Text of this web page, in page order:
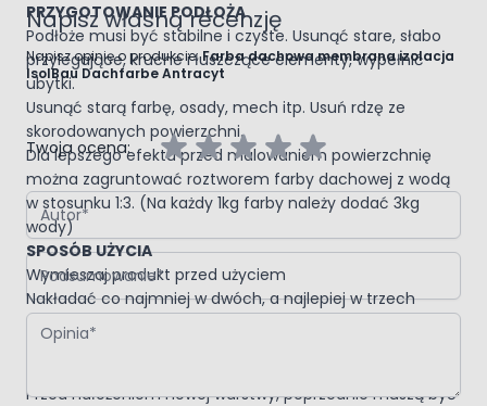
PRZYGOTOWANIE PODŁOŻA
Podłoże musi być stabilne i czyste. Usunąć stare, słabo
przylegające, kruche i łuszczące elementy, wypełnić
ubytki.
Usunąć starą farbę, osady, mech itp. Usuń rdzę ze
skorodowanych powierzchni.
Dla lepszego efektu przed malowaniem powierzchnię
można zagruntować roztworem farby dachowej z wodą
w stosunku 1:3. (Na każdy 1kg farby należy dodać 3kg
wody)
SPOSÓB UŻYCIA
Wymieszaj produkt przed użyciem
Nakładać co najmniej w dwóch, a najlepiej w trzech
warstwach wałkiem, pędzlemlub pistoletem.
Kolejne warstwy nakładać zawsze prostopadle do
Przed nałożeniem nowej warstwy, poprzednie muszą być
Napisz własną recenzję
Napisz opinię o produkcie:Farba dachowa membrana izolacja
IsolBau Dachfarbe Antracyt
Twoja ocena:
Autor
Podsumowanie
Opinia